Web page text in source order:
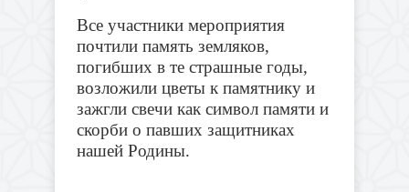
Все участники мероприятия
почтили память земляков,
погибших в те страшные годы,
возложили цветы к памятнику и
зажгли свечи как символ памяти и
скорби о павших защитниках
нашей Родины.